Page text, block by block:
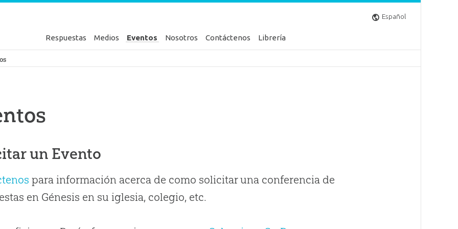
Español
Respuestas Medios Eventos Nosotros Contáctenos Librería
Génesis
un Evento
para información acerca de como solicitar una conferencia de
en Génesis en su iglesia, colegio, etc.